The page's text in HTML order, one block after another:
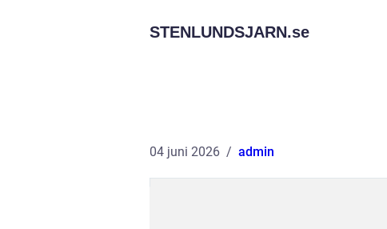
STENLUNDSJARN.se
04 juni 2026 admin